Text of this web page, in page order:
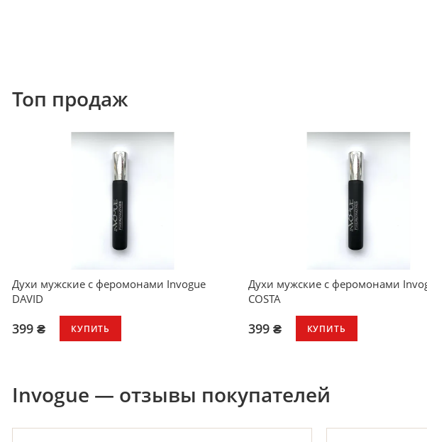
Топ продаж
Духи мужские с феромонами Invogue
DAVID
399 ₴ КУПИТЬ
Духи мужские с феромонами
COSTA
399 ₴ КУПИТЬ
Invogue — отзывы покупателей